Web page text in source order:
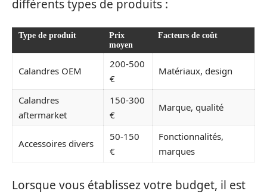
différents types de produits :
Type de produit
Prix
moyen
Facteurs de coût
Calandres OEM
200-500
€
Matériaux, design
Calandres
aftermarket
150-300
€
Marque, qualité
Accessoires divers
50-150
€
Fonctionnalités,
marques
Lorsque vous établissez votre budget, il est